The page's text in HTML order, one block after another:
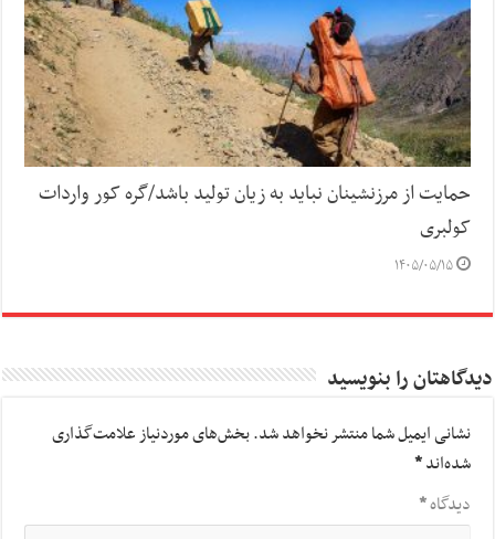
حمایت از مرزنشینان نباید به زیان تولید باشد/گره کور واردات
کولبری
۱۴۰۵/۰۵/۱۵
دیدگاهتان را بنویسید
نشانی ایمیل شما منتشر نخواهد شد.بخش‌های موردنیاز علامت‌گذاری
شده‌اند*
دیدگاه*